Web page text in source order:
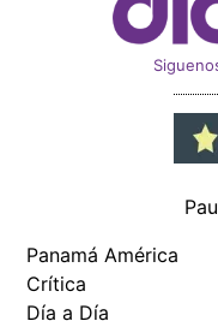
Panamá América
Crítica
Día a Día